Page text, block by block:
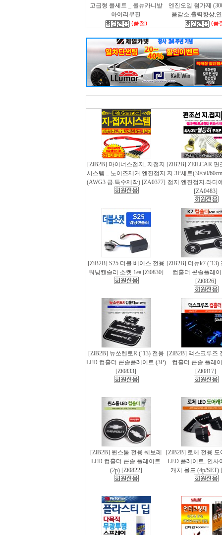
고급형 풀세트 _ 올뉴카니발
하이리무진
(품절)
엔진오일 첨가제
음감소,출력향상,
(품
[ZiB2B] 마이너스접지, 지접지
시스템 _ 노이즈제거 엔진접지
(AWG3 급.특수제작) [ZA0377]
[ZiB2B] ZEiLCAR 편
지 3P세트(30/50/
접지.엔진접지.라디
[ZA0483]
[ZiB2B] S25 더블 베이스 전용
워닝캔슬러 소켓 1ea [Zi0830]
[ZiB2B] 더뉴k7 (`13)
컵홀더 콘솔플레
[Zi0826]
[ZiB2B] 뉴쏘렌토R (`13) 전용
LED 컵홀더 콘솔플레이트 (3P)
[Zi0833]
[ZiB2B] 맥스크루즈
컵홀더 콘솔 플레
[Zi0817]
[ZiB2B] 윈스톰 전용 쉐보레
LED 컵홀더 콘솔 플레이트
(2p) [Zi0822]
[ZiB2B] 로체 전용 도
LED 플레이트, 인사
캐치 몰드 (4p/SET)